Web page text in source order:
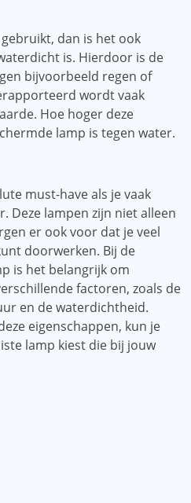
dan is het ook
is. Hierdoor is de
bijvoorbeeld regen of
wordt vaak
Hoe hoger deze
lamp is tegen water.
must-have als je vaak
Deze lampen zijn niet alleen
er ook voor dat je veel
doorwerken. Bij de
is het belangrijk om
factoren, zoals de
en de waterdichtheid.
eigenschappen, kun je
lamp kiest die bij jouw